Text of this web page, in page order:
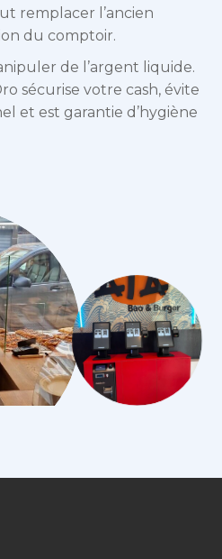
remplacer l’ancien
du comptoir.
de l’argent liquide.
sécurise votre cash, évite
et est garantie d’hygiène